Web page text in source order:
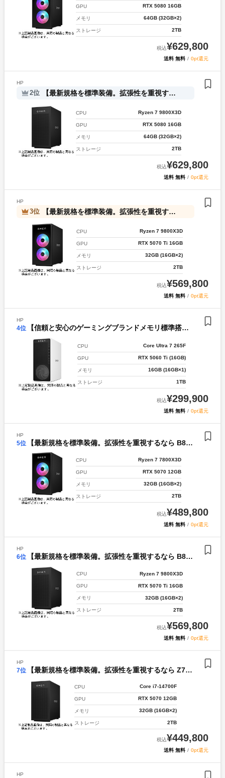
GPU RTX 5080 16GB
メモリ 64GB (32GB×2)
ストレージ 2TB
税込¥629,800
送料 無料 / 0pt還元
HP
2位 【最新規格を標準装備。拡張性を重視するなら B850キャンペーン】OMEN by HP 35L Gaming Desktop GT17-0003jp オブシディアンプラスモデル 【C6】
CPU Ryzen 7 9800X3D
GPU RTX 5080 16GB
メモリ 64GB (32GB×2)
ストレージ 2TB
税込¥629,800
送料 無料 / 0pt還元
HP
3位 【最新規格を標準装備。拡張性を重視するなら B850キャンペーン】OMEN by HP 35L Gaming Desktop GT16-1002jp ピナクルモデル 【C34】
CPU Ryzen 7 9800X3D
GPU RTX 5070 Ti 16GB
メモリ 32GB (16GB×2)
ストレージ 2TB
税込¥569,800
送料 無料 / 0pt還元
HP
4位 【信頼と安心のゲーミングブランドメモリ標準搭載キャンペーン】OMEN by HP 16L Gaming Desktop TG03-0028jp パフォーマンスエクストラモデル v2【C21】
CPU Core Ultra 7 265F
GPU RTX 5060 Ti (16GB)
メモリ 16GB (16GB×1)
ストレージ 1TB
税込¥299,900
送料 無料 / 0pt還元
HP
5位 【最新規格を標準装備。拡張性を重視するなら B850キャンペーン】OMEN by HP 35L Gaming Desktop GT16-1001jp プレスティージプラスモデル 【C33】
CPU Ryzen 7 7800X3D
GPU RTX 5070 12GB
メモリ 32GB (16GB×2)
ストレージ 2TB
税込¥489,800
送料 無料 / 0pt還元
HP
6位 【最新規格を標準装備。拡張性を重視するなら B850キャンペーン】OMEN by HP 35L Gaming Desktop GT17-0002jp オブシディアンモデル 【C5】
CPU Ryzen 7 9800X3D
GPU RTX 5070 Ti 16GB
メモリ 32GB (16GB×2)
ストレージ 2TB
税込¥569,800
送料 無料 / 0pt還元
HP
7位 【最新規格を標準装備。拡張性を重視するなら Z790Hキャンペーン】OMEN by HP 35L Gaming Desktop GT17-0010jp モノリスモデル 【C4】
CPU Core i7-14700F
GPU RTX 5070 12GB
メモリ 32GB (16GB×2)
ストレージ 2TB
税込¥449,800
送料 無料 / 0pt還元
HP